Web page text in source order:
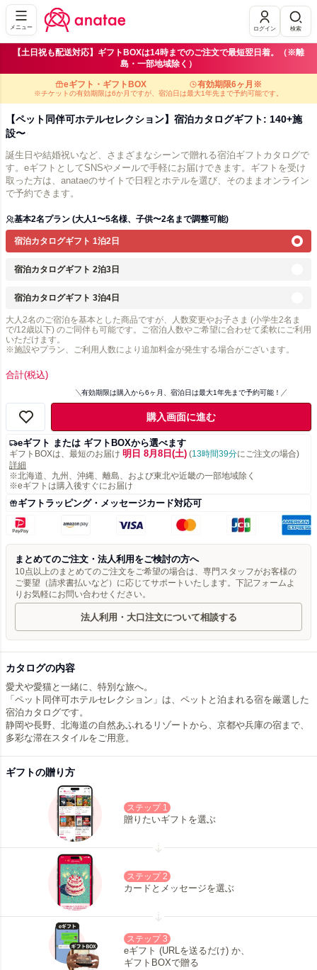
メニュー ログイン 検索
【土日祝も配送対応】ギフトBOXは14時までのご注文で最短翌日着。（※離
島・一部地域除く）
eギフト・ギフトBOX 有効期限6ヶ月※
※チケットの有効期限は6か月ですが、宿泊日は最大1年先まで予約可能です。
【ペット同伴可ホテルセレクション】宿泊カタログギフト: 140+施
設〜
誕生日や結婚祝いなど、さまざまなシーンで贈れる宿泊ギフトカタログで
す。eギフトとしてSNSやメールで手軽にお届けできます。ギフトを受け
取った方は、anataeのサイトで日程とホテルを選び、そのままオンライン
で予約できます。
基本2名プラン (大人1〜5名様、子供〜2名まで調整可能)
宿泊カタログギフト 1泊2日
宿泊カタログギフト 2泊3日
宿泊カタログギフト 3泊4日
大人2名のご宿泊を基本とした商品ですが、人数変更やお子さま (小学生2名ま
で/12歳以下) のご同伴も可能です。ご宿泊人数やご希望に合わせて柔軟にご利用
いただけます。
※施設やプラン、ご利用人数により追加料金が発生する場合がございます。
合計(税込)
有効期限は購入から6ヶ月、宿泊日は最大1年先まで予約可能！
購入画面に進む
eギフト または ギフトBOXから選べます
ギフトBOXは、最短のお届け 明日 8月8日(土) (13時間39分にご注文の場合)
詳細
※北海道、九州、沖縄、離島、および東北や近畿の一部地域除く
※eギフトは購入後すぐにお届け
ギフトラッピング・メッセージカード対応可
まとめてのご注文・法人利用をご検討の方へ
10点以上のまとめてのご注文をご希望の場合は、専門スタッフがお客様の
ご要望（請求書払いなど）に応じてサポートいたします。下記フォームよ
りお気軽にお問い合わせください。
法人利用・大口注文について相談する
カタログの内容
愛犬や愛猫と一緒に、特別な旅へ。
「ペット同伴可ホテルセレクション」は、ペットと泊まれる宿を厳選した
宿泊カタログです。
静岡や長野、北海道の自然あふれるリゾートから、京都や兵庫の宿まで、
多彩な滞在スタイルをご用意。
ギフトの贈り方
ステップ 1
贈りたいギフトを選ぶ
ステップ 2
カードとメッセージを選ぶ
ステップ 3
eギフト (URLを送るだけ) か、
ギフトBOXで贈る